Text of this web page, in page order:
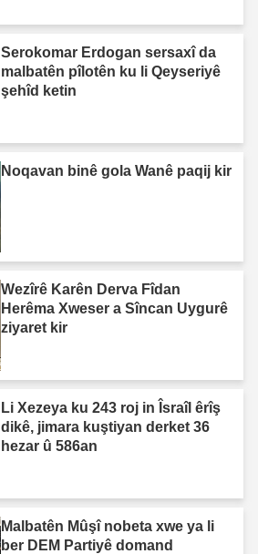
Serokomar Erdogan sersaxî da
malbatên pîlotên ku li Qeyseriyê
şehîd ketin
Noqavan binê gola Wanê paqij kir
Wezîrê Karên Derva Fîdan
Herêma Xweser a Sîncan Uygurê
ziyaret kir
Li Xezeya ku 243 roj in Îsraîl êrîş
dikê, jimara kuştiyan derket 36
hezar û 586an
Malbatên Mûşî nobeta xwe ya li
ber DEM Partiyê domand